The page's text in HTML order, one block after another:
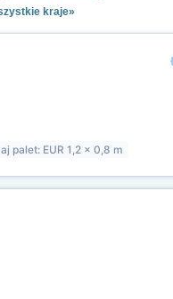
kraje»
palet: EUR 1,2 x 0,8 m